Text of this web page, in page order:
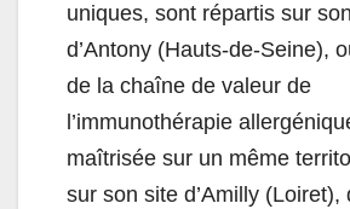
uniques, sont répartis sur
d’Antony (Hauts-de-Seine),
de la chaîne de valeur de
l’immunothérapie
maîtrisée sur un même
sur son site d’Amilly (Loiret),